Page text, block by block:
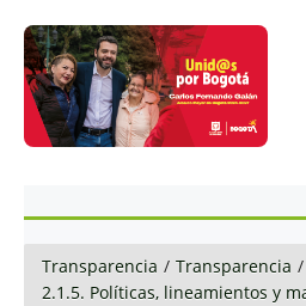
Transparencia / Transparencia /
2.1.5. Políticas, lineamientos y